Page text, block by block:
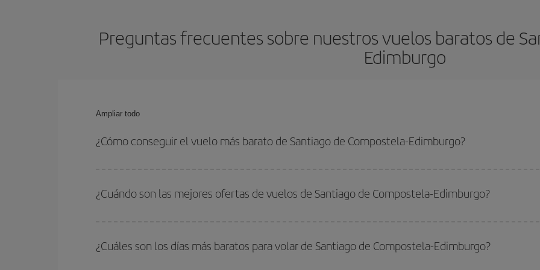
Preguntas frecuentes sobre nuestros vuelos baratos de
Edimburgo
Ampliar todo
¿Cómo conseguir el vuelo más barato de Santiago de Compostela-Edimburgo?
ser flexible con las fechas y horarios de ida y vuelta.
¿Cuándo son las mejores ofertas de vuelos de Santiago de Compostela-Edimburgo?
periodos de vacaciones escolares son temporada alta. Además, sobre todo si estás pensando en una escapada de fin de
precios encontrarás.
¿Cuáles son los días más baratos para volar de Santiago de Compostela-Edimburgo?